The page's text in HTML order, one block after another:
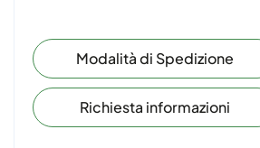
Modalità di Spedizione
Richiesta informazioni